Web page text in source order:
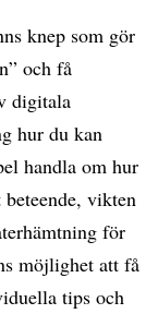
knep som gör
och få
digitala
hur du kan
handla om hur
vikten
för
möjlighet att få
tips och